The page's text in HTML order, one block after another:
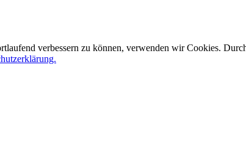
verbessern zu können, verwenden wir Cookies.